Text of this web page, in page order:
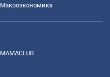
Mакроэкономика
MAMACLUB